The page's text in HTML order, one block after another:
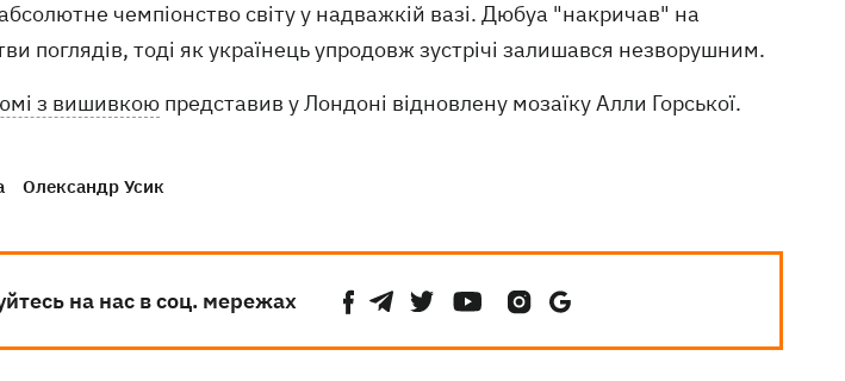
чемпіонство світу у надважкій вазі. Дюбуа "накричав" на
поглядів, тоді як українець упродовж зустрічі залишався незворушним.
з вишивкою представив у Лондоні відновлену мозаїку Алли Горської.
Олександр Усик
на нас в соц. мережах